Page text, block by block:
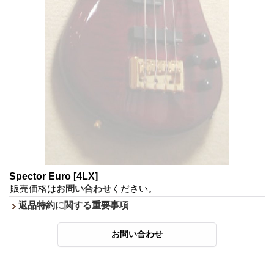
Spector Euro [4LX]
販売価格はお問い合わせ ください。
返品特約に関する重要事項